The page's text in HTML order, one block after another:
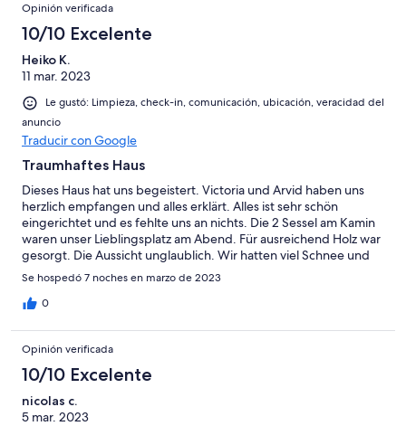
distance. What truly made our stay unforgettable was the
warmth and personal care from the hosts, Arvid and Victoria.
Their hospitality went above and beyond, making the
experience even better than advertised. If you’re dreaming of a
perfect winter escape, this cabin is the place to be. We couldn’t
recommend it more!
Opinión verificada
10/10 Excelente
Heiko K.
11 mar. 2023
Le gustó: Limpieza, check-in, comunicación, ubicación, veracidad del
anuncio
Traducir con Google
Traumhaftes Haus
Dieses Haus hat uns begeistert. Victoria und Arvid haben uns
herzlich empfangen und alles erklärt. Alles ist sehr schön
eingerichtet und es fehlte uns an nichts. Die 2 Sessel am Kamin
waren unser Lieblingsplatz am Abend. Für ausreichend Holz war
gesorgt. Die Aussicht unglaublich. Wir hatten viel Schnee und
ein 4WD Car sonst wäre man schwer die Steigung hoch
gekommen. Ein kleiner Supermarkt ist 1,5 Stunden zu Fuß
erreichbar. Mit Auto sehr schnell. Tromsö 1,5 Std mit Auto
Se hospedó 7 noches en marzo de 2023
0
Opinión verificada
10/10 Excelente
nicolas c.
5 mar. 2023